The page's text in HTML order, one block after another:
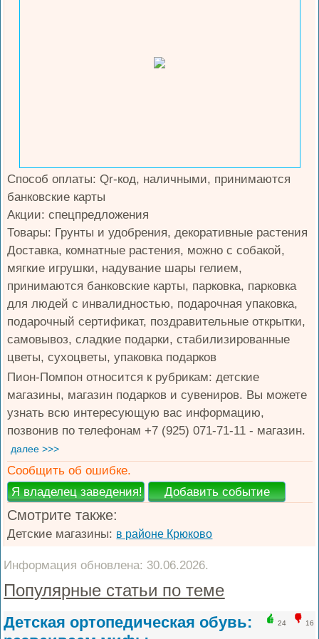
Способ оплаты: Qr-код, наличными, принимаются
банковские карты
Акции: спецпредложения
Товары: Грунты и удобрения, декоративные растения
Доставка, комнатные растения, можно с собакой,
мягкие игрушки, надувание шары гелием,
принимаются банковские карты, парковка, парковка
для людей с инвалидностью, подарочная упаковка,
подарочный сертификат, поздравительные открытки,
самовывоз, сладкие подарки, стабилизированные
цветы, сухоцветы, упаковка подарков
Пион-Помпон относится к рубрикам: детские
магазины, магазин подарков и сувениров. Вы можете
узнать всю интересующую вас информацию,
позвонив по телефонам +7 (925) 071-71-11 - магазин.
далее >>>
Сообщить об ошибке.
Смотрите также:
Детские магазины: в районе Крюково
Информация обновлена: 30.06.2026.
Популярные статьи по теме
24 16
Детская ортопедическая обувь: